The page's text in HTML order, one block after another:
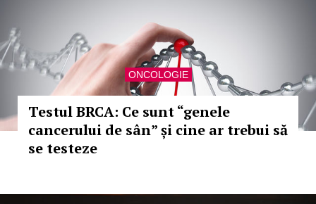
ONCOLOGIE
Testul BRCA: Ce sunt “genele
cancerului de sân” și cine ar trebui să
se testeze